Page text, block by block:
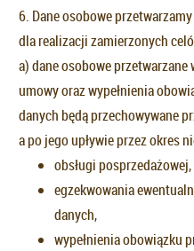
6. Dane osobowe
dla realizacji zamierzonych
a) dane osobowe
umowy oraz wypełnienia
danych będą przechowywane
a po jego upływie przez okres
obsługi posprzedażowej,
egzekwowania
danych,
wypełnienia obowiązku